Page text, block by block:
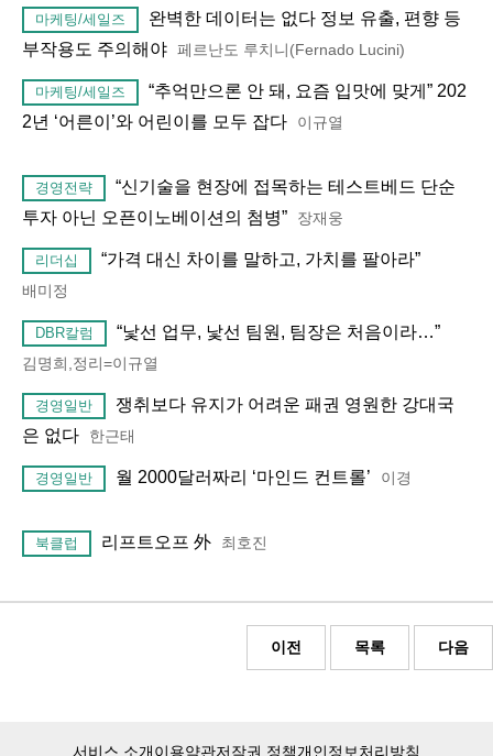
마케팅/세일즈
완벽한 데이터는 없다 정보 유출, 편향 등
부작용도 주의해야 페르난도 루치니(Fernado Lucini)
마케팅/세일즈
“추억만으론 안 돼, 요즘 입맛에 맞게” 202
2년 ‘어른이’와 어린이를 모두 잡다
이규열
경영전략
“신기술을 현장에 접목하는 테스트베드 단순
투자 아닌 오픈이노베이션의 첨병”
장재웅
리더십 “가격 대신 차이를 말하고, 가치를 팔아라”
배미정
DBR칼럼 “낯선 업무, 낯선 팀원, 팀장은 처음이라…”
김명희,정리=이규열
경영일반
쟁취보다 유지가 어려운 패권 영원한 강대국
은 없다
한근태
경영일반 월 2000달러짜리 ‘마인드 컨트롤’ 이경
북클럽 리프트오프 外 최호진
이전 목록 다음
서비스 소개이용약관저작권 정책개인정보처리방침